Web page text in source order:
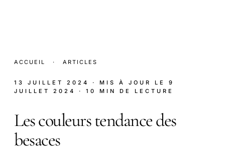
ACCUEIL · ARTICLES
13 JUILLET 2024 · MIS À JOUR LE 9
JUILLET 2024
· 10 MIN DE LECTURE
Les couleurs tendance des
besaces